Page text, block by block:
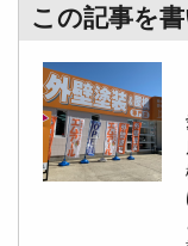
この記事を